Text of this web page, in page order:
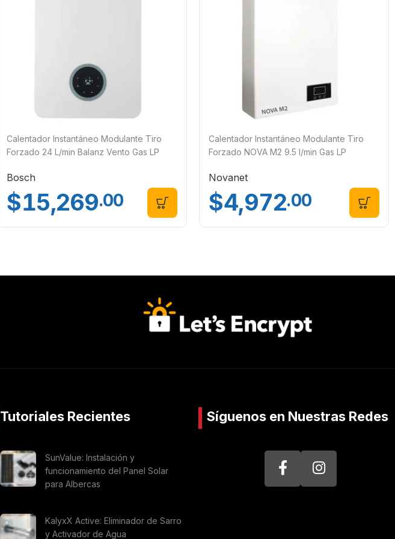
Calentador Instantáneo Modulante Tiro
Forzado 24 L/min Balanz Vento Gas LP
Bosch
$15,269.00
Calentador Instantáneo Modulante Tiro
Forzado NOVA M2 9.5 l/min Gas LP
Novanet
$4,972.00
Tutoriales Recientes
SunValue: Instalación y
funcionamiento del Panel Solar
para Albercas
KalyxX Active: Eliminador de Sarro
y Activador de Agua
Síguenos en Nuestras Redes